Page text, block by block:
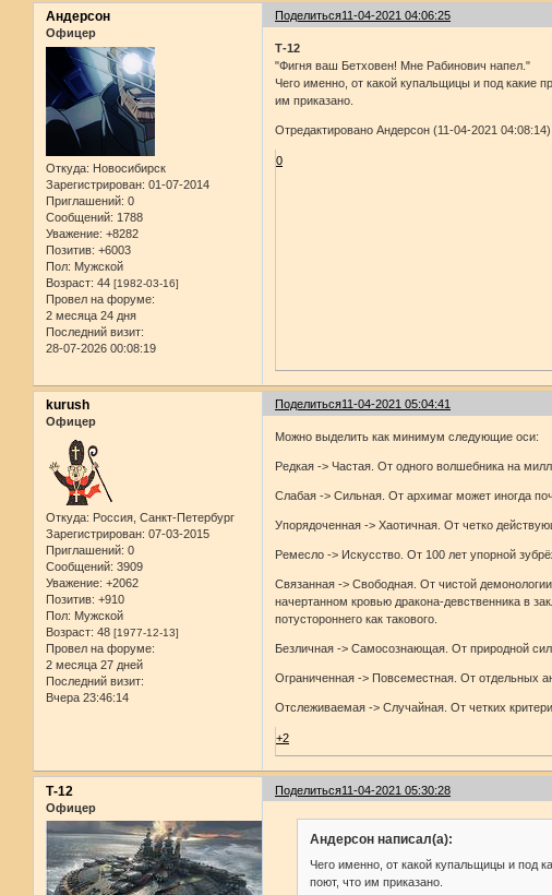
Поделиться11-04-2021 04:06:25
Андерсон
Офицер
Откуда: Новосибирск
Зарегистрирован: 01-07-2014
Приглашений: 0
Сообщений: 1788
Уважение: +8282
Позитив: +6003
Пол: Мужской
Возраст: 44 [1982-03-16]
Провел на форуме:
2 месяца 24 дня
Последний визит:
28-07-2026 00:08:19
Т-12
"Фигня ваш Бетховен! Мне Рабинович напел."
Чего именно, от какой купальщицы и под какие
им приказано.
Отредактировано Андерсон (11-04-2021 04:08:14)
0
Поделиться11-04-2021 05:04:41
kurush
Офицер
Откуда: Россия, Санкт-Петербург
Зарегистрирован: 07-03-2015
Приглашений: 0
Сообщений: 3909
Уважение: +2062
Позитив: +910
Пол: Мужской
Возраст: 48 [1977-12-13]
Провел на форуме:
2 месяца 27 дней
Последний визит:
Вчера 23:46:14
Можно выделить как минимум следующие оси:
Редкая -> Частая. От одного волшебника на
Слабая -> Сильная. От архимаг может иногда
Упорядоченная -> Хаотичная. От четко
Ремесло -> Искусство. От 100 лет упорной
Связанная -> Свободная. От чистой
начертанном кровью дракона-девственника в
потустороннего как такового.
Безличная -> Самосознающая. От природной
Ограниченная -> Повсеместная. От отдельных
Отслеживаемая -> Случайная. От четких
+2
Поделиться11-04-2021 05:30:28
Т-12
Офицер
Андерсон написал(а):
Чего именно, от какой купальщицы и под
поют, что им приказано.